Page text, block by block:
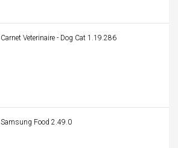
Carnet Veterinaire - Dog Cat 1.19.286
Samsung Food 2.49.0